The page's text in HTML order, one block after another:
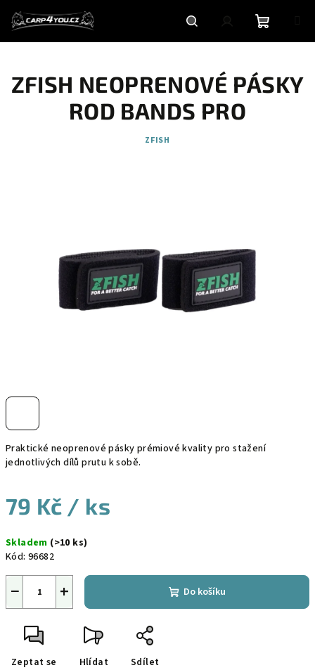
obsah
HledatPřihlášeníNákupní
košík
Praktické neoprenové pásky prémiové kvality pro stažení
jednotlivých dílů prutu k sobě.
79 Kč / ks
cena:
Skladem (>10 ks)
Kód: 96682
+
− Do košíku
Zeptat se Hlídat Sdílet
ZFISH NEOPRENOVÉ PÁSKY
ROD BANDS PRO
ZFISH